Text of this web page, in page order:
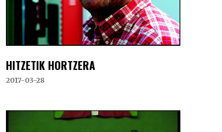
HITZETIK HORTZERA
2017-03-28